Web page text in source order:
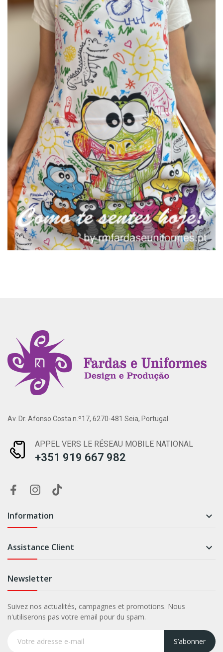
Av. Dr. Afonso Costa n.º17, 6270-481 Seia, Portugal
APPEL VERS LE RÉSEAU MOBILE NATIONAL
+351 919 667 982
Information 
Assistance Client 
Newsletter
Suivez nos actualités, campagnes et promotions. Nous
n'utiliserons pas votre email pour du spam.
S’abonner